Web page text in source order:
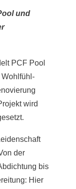
und
PCF Pool
wird
der
bis
Hier